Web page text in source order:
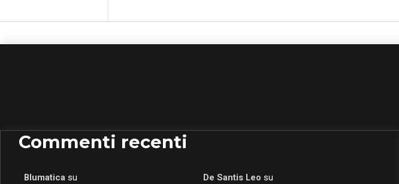
Commenti recenti
Blumaticasu
De Santis Leo su